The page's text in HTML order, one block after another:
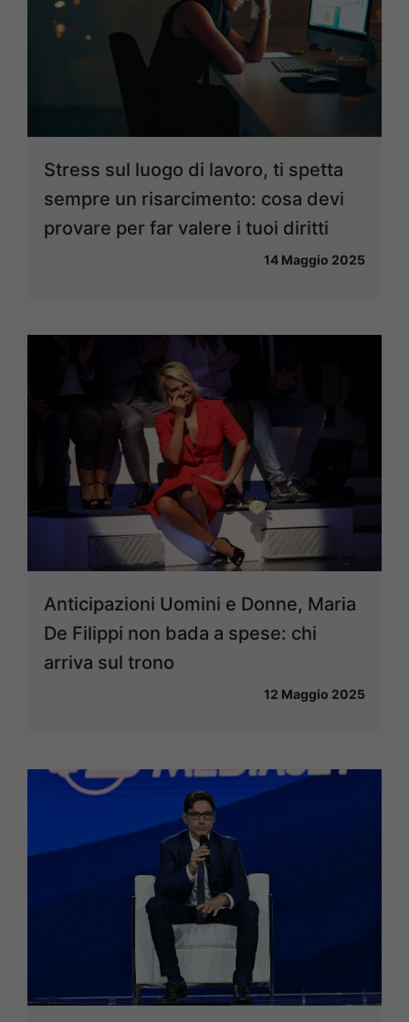
Stress sul luogo di lavoro, ti spetta
sempre un risarcimento: cosa devi
provare per far valere i tuoi diritti
14 Maggio 2025
Anticipazioni Uomini e Donne, Maria
De Filippi non bada a spese: chi
arriva sul trono
12 Maggio 2025